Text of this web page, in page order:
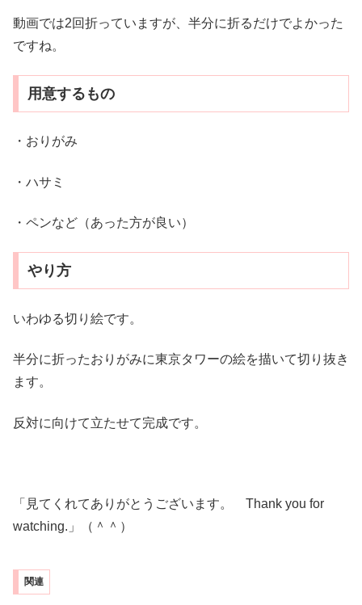
動画では2回折っていますが、半分に折るだけでよかった
ですね。
用意するもの
・おりがみ
・ハサミ
・ペンなど（あった方が良い）
やり方
いわゆる切り絵です。
半分に折ったおりがみに東京タワーの絵を描いて切り抜き
ます。
反対に向けて立たせて完成です。
「見てくれてありがとうございます。 Thank you for
watching.」（＾＾）
関連